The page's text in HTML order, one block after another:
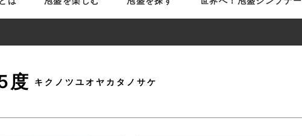
度 キクノツユオヤカタノサケ